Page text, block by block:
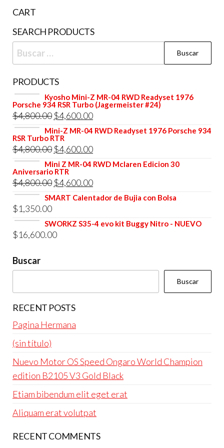
CART
SEARCH PRODUCTS
Buscar:
PRODUCTS
Kyosho Mini-Z MR-04 RWD Readyset 1976
Porsche 934 RSR Turbo (Jagermeister #24)
$4,800.00 El
precio
original
era:
$4,800.00.
$4,600.00El
precio
es:
Mini-Z MR-04 RWD Readyset 1976 Porsche 934
RSR Turbo RTR
$4,800.00 El
precio
original
era:
$4,600.00El
precio
es:
$4,600.00.
Mini Z MR-04 RWD Mclaren Edicion 30
Aniversario RTR
$4,800.00 El
precio
era:
$4,800.00.
$4,600.00El
precio
es:
SMART Calentador de Bujia con Bolsa
$1,350.00
SWORKZ S35-4 evo kit Buggy Nitro - NUEVO
$16,600.00
Buscar
Buscar
RECENT POSTS
Pagina Hermana
(sin título)
Nuevo Motor OS Speed Ongaro World Champion
edition B2105 V3 Gold Black
Etiam bibendum elit eget erat
Aliquam erat volutpat
RECENT COMMENTS